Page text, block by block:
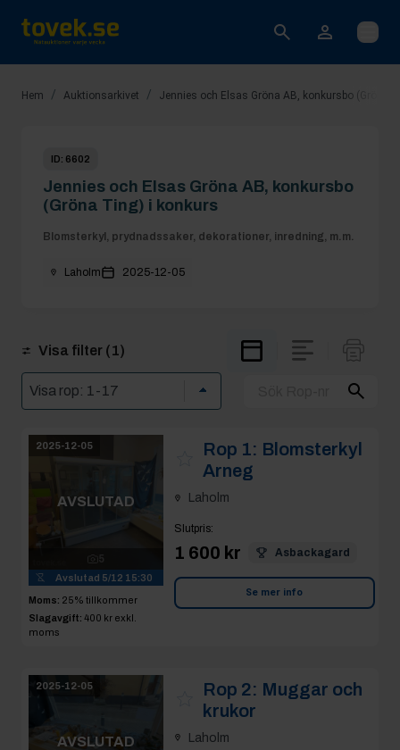
Öppna
Hem / Auktionsarkivet / Jennies och Elsas Gröna AB, konkursbo (Gröna
ID: 6602
Jennies och Elsas Gröna AB, konkursbo
(Gröna Ting) i konkurs
Blomsterkyl, prydnadssaker, dekorationer, inredning, m.m.
Laholm 2025-12-05
Visa filter (1)
2025-12-05
AVSLUTAD
Avslutad 5/12 15:30
Moms: 25% tillkommer
Slagavgift: 400 kr exkl.
moms
Rop 1: Blomsterkyl
Arneg
Laholm
Slutpris:
1 600 kr Asbackagard
Se mer info
2025-12-05
AVSLUTAD
Rop 2: Muggar och
krukor
Laholm